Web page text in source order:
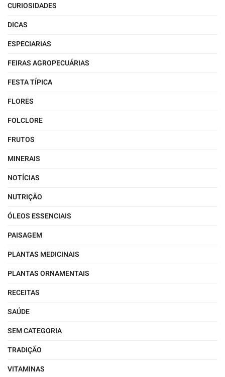
CURIOSIDADES
DICAS
ESPECIARIAS
FEIRAS AGROPECUÁRIAS
FESTA TÍPICA
FLORES
FOLCLORE
FRUTOS
MINERAIS
NOTÍCIAS
NUTRIÇÃO
ÓLEOS ESSENCIAIS
PAISAGEM
PLANTAS MEDICINAIS
PLANTAS ORNAMENTAIS
RECEITAS
SAÚDE
SEM CATEGORIA
TRADIÇÃO
VITAMINAS